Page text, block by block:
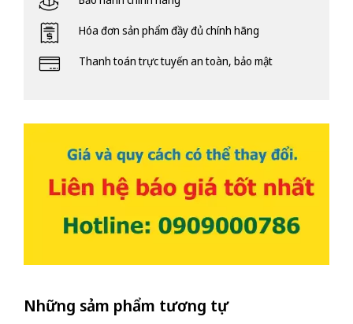
Hóa đơn sản phẩm đầy đủ chính hãng
Thanh toán trực tuyến an toàn, bảo mật
Những sảm phẩm tương tự